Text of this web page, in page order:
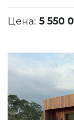
Цена: 5 550